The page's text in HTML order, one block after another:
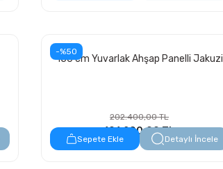
-%50
150 cm Yuvarlak Ahşap Panelli Jakuzi
202.400,00 TL
101.200,00 TL
Sepete Ekle Detaylı İncele